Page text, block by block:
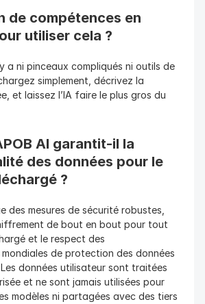
de compétences en
utiliser cela ?
a ni pinceaux compliqués ni outils de
simplement, décrivez la
et laissez l’IA faire le plus gros du
AI garantit-il la
des données pour le
?
des mesures de sécurité robustes,
de bout en bout pour tout
et le respect des
de protection des données
Les données utilisateur sont traitées
et ne sont jamais utilisées pour
modèles ni partagées avec des tiers